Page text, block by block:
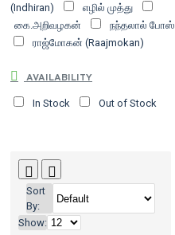
(Indhiran)
எழில் முத்து
கை.அறிவழகன்
நந்தலால் போஸ்
ராஜ்மோகன் (Raajmokan)
AVAILABILITY
In Stock Out of Stock
Sort
By:
Show: